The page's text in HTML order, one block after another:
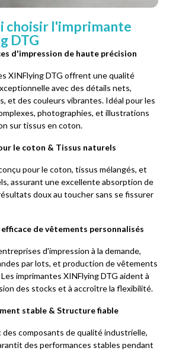
choisir l'imprimante
DTG
d'impression de haute précision
XINFlying DTG offrent une qualité
avec des détails nets,
et des couleurs vibrantes. Idéal pour les
photographies, et illustrations
sur tissus en coton.
le coton & Tissus naturels
pour le coton, tissus mélangés, et
assurant une excellente absorption de
doux au toucher sans se fissurer
de vêtements personnalisés
d'impression à la demande,
par lots, et production de vêtements
imprimantes XINFlying DTG aident à
des stocks et à accroître la flexibilité.
stable & Structure fiable
composants de qualité industrielle,
des performances stables pendant